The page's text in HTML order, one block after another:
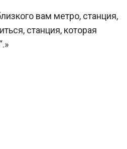
вам метро, станция,
станция, которая